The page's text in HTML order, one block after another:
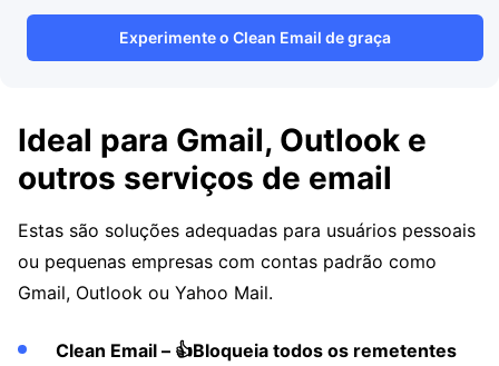
Experimente o Clean Email de graça
Ideal para Gmail, Outlook e
outros serviços de email
Estas são soluções adequadas para usuários pessoais
ou pequenas empresas com contas padrão como
Gmail, Outlook ou Yahoo Mail.
Clean Email – 👍Bloqueia todos os remetentes